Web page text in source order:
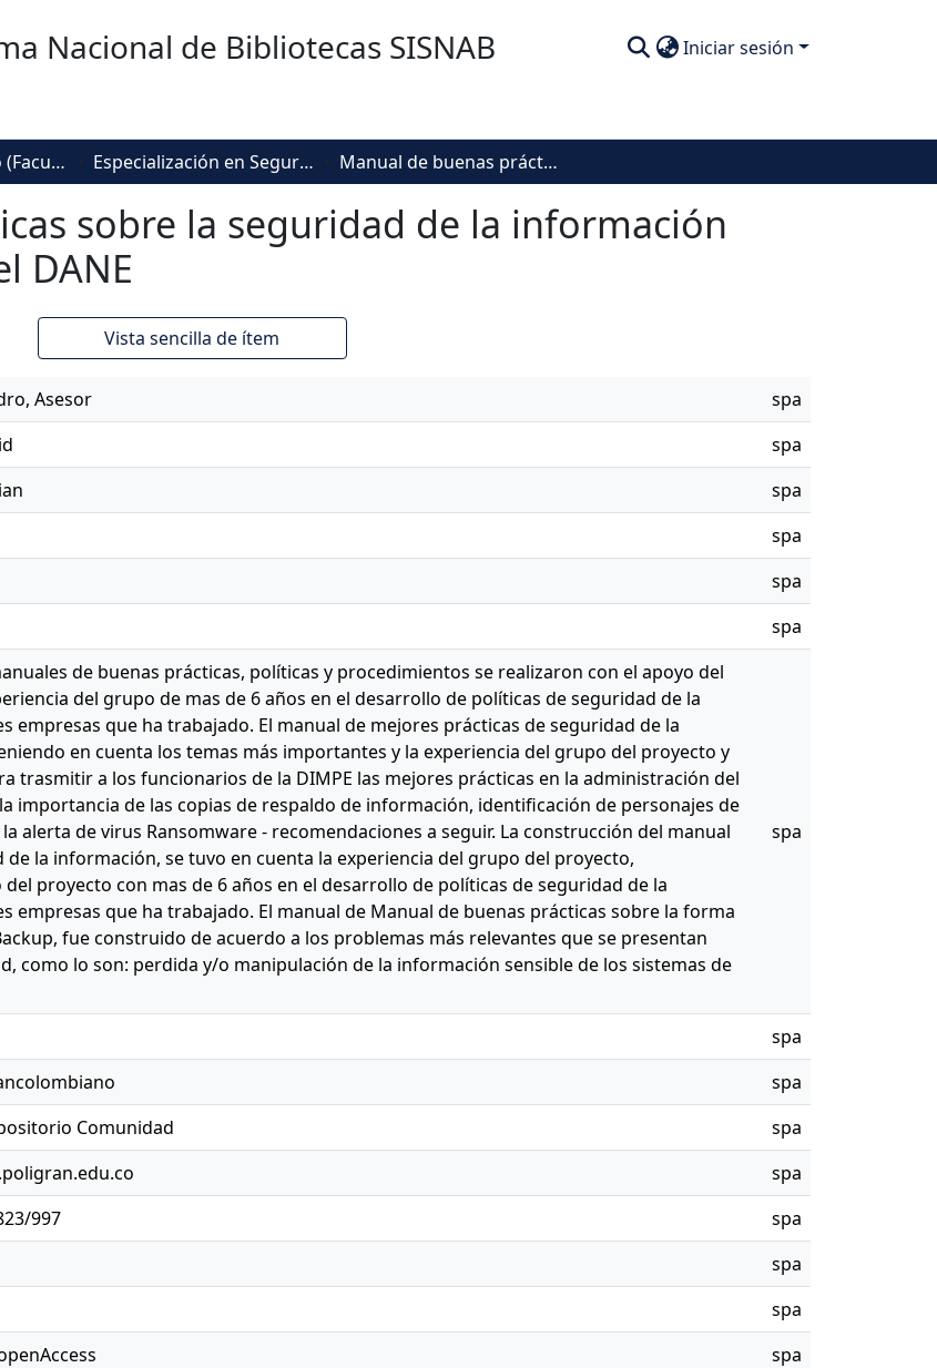
Nacional de Bibliotecas SISNAB Iniciar sesión
Trabajos de Grado (Facultad Ingeniería, Diseño e Innovación ) Especialización en Seguridad de la Información Manual de buenas prácticas sobre la seguridad de la información sensible de la entidad del DANE
sobre la seguridad de la información
DANE
Vista sencilla de ítem
Asesor
spa
spa
spa
spa
spa
spa
de buenas prácticas, políticas y procedimientos se realizaron con el apoyo del
del grupo de mas de 6 años en el desarrollo de políticas de seguridad de la
empresas que ha trabajado. El manual de mejores prácticas de seguridad de la
en cuenta los temas más importantes y la experiencia del grupo del proyecto y
trasmitir a los funcionarios de la DIMPE las mejores prácticas en la administración del
importancia de las copias de respaldo de información, identificación de personajes de
alerta de virus Ransomware - recomendaciones a seguir. La construcción del manual
la información, se tuvo en cuenta la experiencia del grupo del proyecto,
proyecto con mas de 6 años en el desarrollo de políticas de seguridad de la
empresas que ha trabajado. El manual de Manual de buenas prácticas sobre la forma
fue construido de acuerdo a los problemas más relevantes que se presentan
como lo son: perdida y/o manipulación de la información sensible de los sistemas de
spa
spa
spa
Comunidad
spa
spa
997
spa
spa
spa
spa